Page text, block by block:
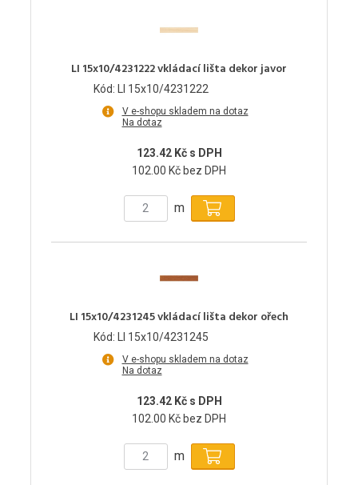
LI 15x10/4231222 vkládací lišta dekor javor
Kód: LI 15x10/4231222
V e-shopu skladem na dotaz
Na dotaz
123.42 Kč s DPH
102.00 Kč bez DPH
m
LI 15x10/4231245 vkládací lišta dekor ořech
Kód: LI 15x10/4231245
V e-shopu skladem na dotaz
Na dotaz
123.42 Kč s DPH
102.00 Kč bez DPH
m